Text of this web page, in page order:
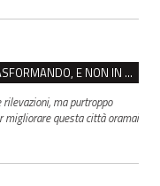
IL CENTRO STORICO DI REGGIO SI STA TRASFORMANDO, E NON IN MEGLIO
ma purtroppo
migliorare questa città oramai